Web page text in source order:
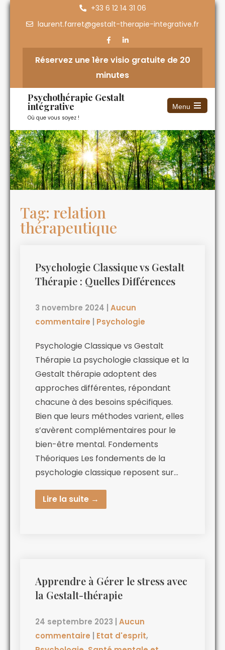
+33 6 12 14 31 06
laurent.farret@gestalt-therapie-integrative.fr
Réservez une 1ère visio gratuite de 20
minutes
Psychothérapie Gestalt
intégrative
Où que vous soyez !
Menu
Tag: relation
thérapeutique
Psychologie Classique vs Gestalt
Thérapie : Quelles Différences
3 novembre 2024
Aucun
commentaire
Psychologie
Psychologie Classique vs Gestalt
Thérapie La psychologie classique et la
Gestalt thérapie adoptent des
approches différentes, répondant
chacune à des besoins spécifiques.
Bien que leurs méthodes varient, elles
s’avèrent complémentaires pour le
bien-être mental. Fondements
Théoriques Les fondements de la
psychologie classique reposent sur…
Lire la suite →
Apprendre à Gérer le stress avec
la Gestalt-thérapie
24 septembre 2023
Aucun
commentaire
Etat d'esprit,